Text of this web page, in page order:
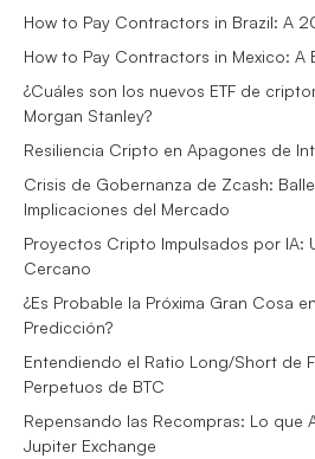
How to Pay Contractors in Brazil: A
How to Pay Contractors in Mexico: A
¿Cuáles son los nuevos ETF de
Morgan Stanley?
Resiliencia Cripto en Apagones de
Crisis de Gobernanza de Zcash:
Implicaciones del Mercado
Proyectos Cripto Impulsados por IA:
Cercano
¿Es Probable la Próxima Gran Cosa
Predicción?
Entendiendo el Ratio Long/Short de
Perpetuos de BTC
Repensando las Recompras: Lo que
Jupiter Exchange